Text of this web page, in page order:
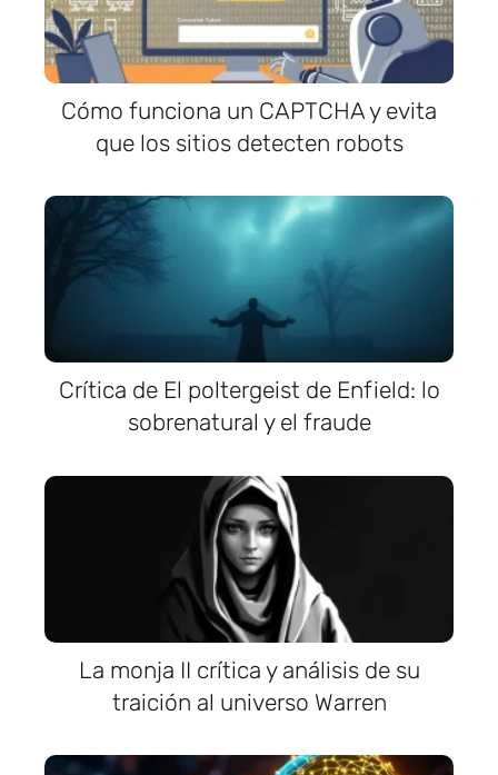
Cómo funciona un CAPTCHA y evita
que los sitios detecten robots
Crítica de El poltergeist de Enfield: lo
sobrenatural y el fraude
La monja II crítica y análisis de su
traición al universo Warren